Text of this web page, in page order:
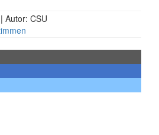
| Autor: CSU